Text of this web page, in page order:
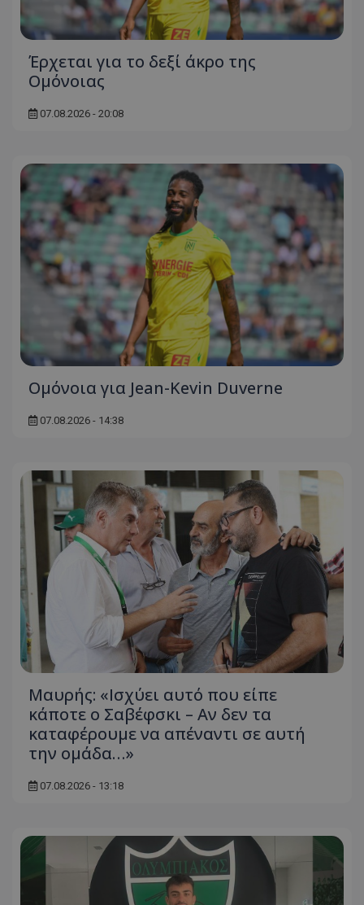
Έρχεται για το δεξί άκρο της
Ομόνοιας
07.08.2026 - 20:08
Ομόνοια για Jean-Kevin Duverne
07.08.2026 - 14:38
Μαυρής: «Ισχύει αυτό που είπε
κάποτε ο Σαβέφσκι – Αν δεν τα
καταφέρουμε να απέναντι σε αυτή
την ομάδα…»
07.08.2026 - 13:18